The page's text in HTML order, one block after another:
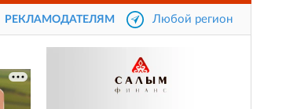
РЕКЛАМОДАТЕЛЯМ Любой регион